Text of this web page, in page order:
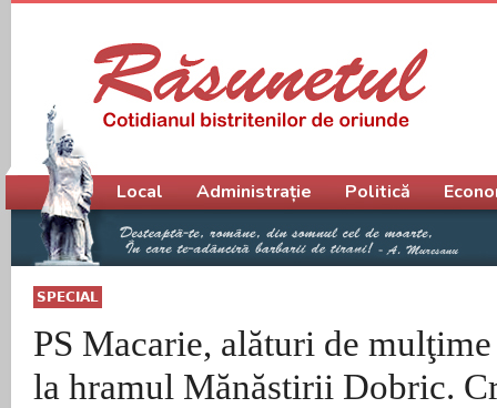
SPECIAL
PS Macarie, alături de
la hramul Mănăstirii Dobric.
Meniu principal
Local Administrație Politică